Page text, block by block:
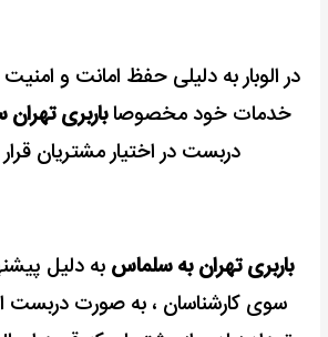
در الوبار به دلیلی حفظ امانت و
خدمات خود مخصوصاباربری
دربست در اختیار مشتریان
باربری تهران به سلماس به دلیل
سوی کارشناسان ، به صورت دربست